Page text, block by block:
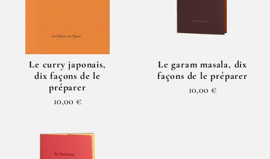
Le curry japonais,
dix façons de le
préparer
10,00 €
Le garam masala, dix
façons de le préparer
10,00 €